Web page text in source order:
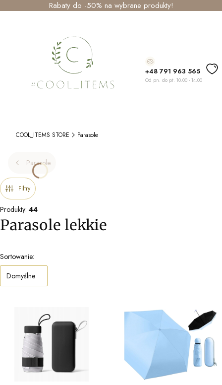
Rabaty do -50% na wybrane produkty!
+48 791 963 565
Od pn. do pt. 10.00 - 14.00
COOL_ITEMS STORE Parasole
Parasole
Filtry
Produkty: 44
Parasole lekkie
Lista produktów
Sortowanie:
Domyślne